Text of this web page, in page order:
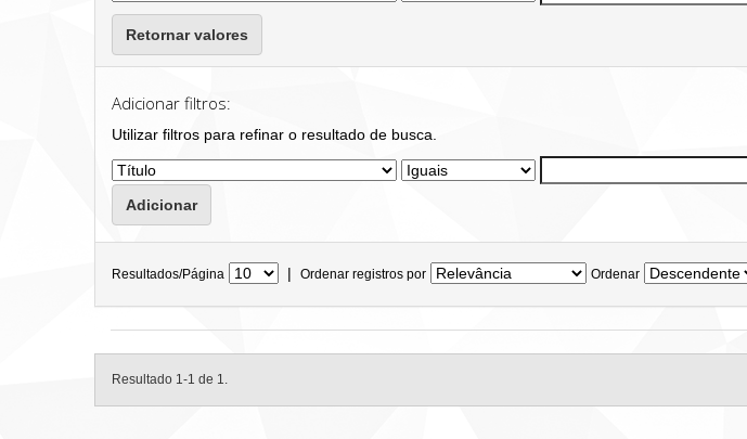
Retornar valores
Adicionar filtros:
Utilizar filtros para refinar o resultado de busca.
Resultados/Página | Ordenar registros por Ordenar
Resultado 1-1 de 1.